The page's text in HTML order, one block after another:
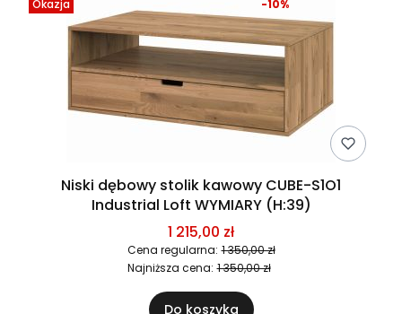
Okazja
Niski dębowy stolik kawowy CUBE-S1O1
Industrial Loft WYMIARY (H:39)
1 215,00 zł
Cena regularna: 1 350,00 zł
-10%
Najniższa cena: 1 350,00 zł
Do koszyka